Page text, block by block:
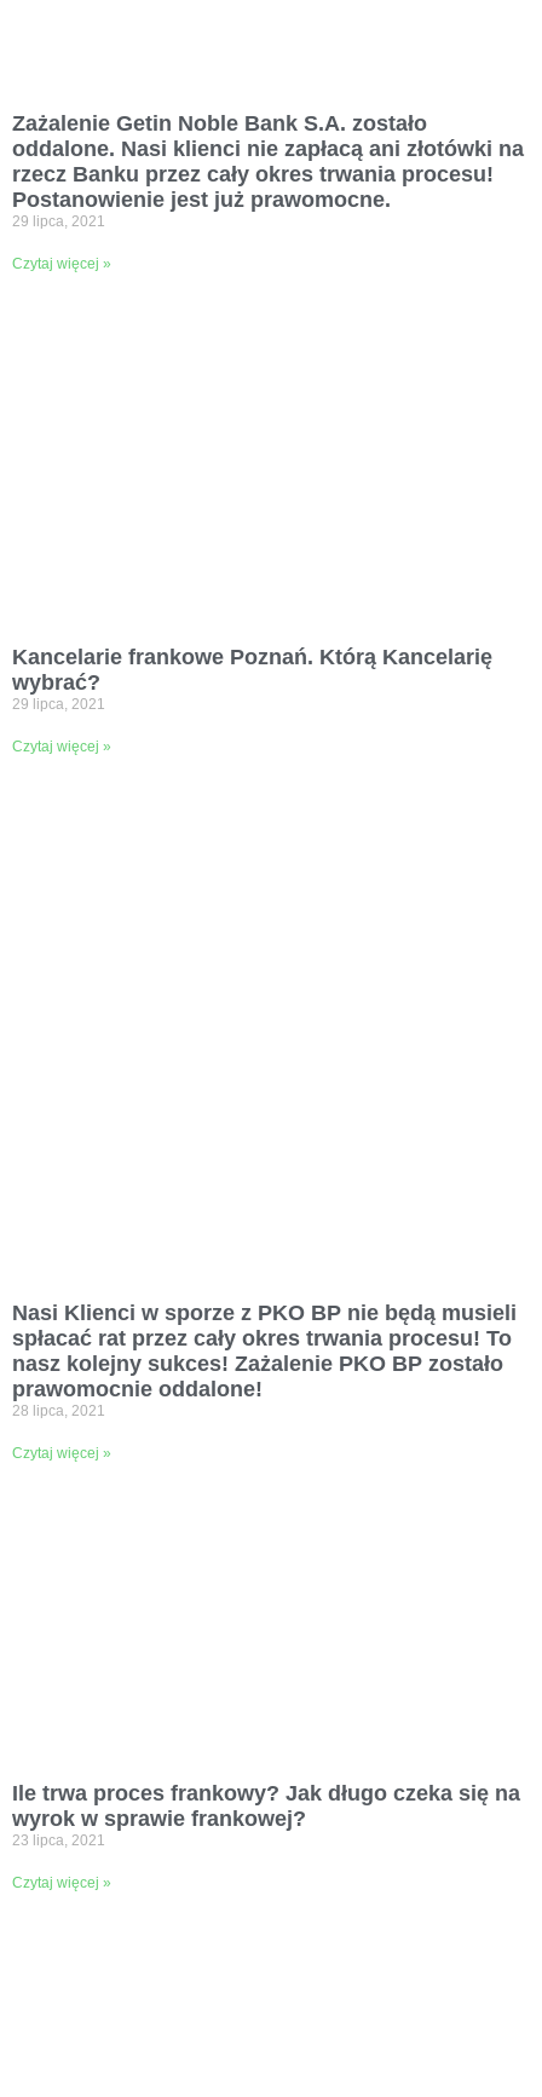
Zażalenie Getin Noble Bank S.A. zostało
oddalone. Nasi klienci nie zapłacą ani złotówki na
rzecz Banku przez cały okres trwania procesu!
Postanowienie jest już prawomocne.
29 lipca, 2021
Czytaj więcej »
Kancelarie frankowe Poznań. Którą Kancelarię
wybrać?
29 lipca, 2021
Czytaj więcej »
Nasi Klienci w sporze z PKO BP nie będą musieli
spłacać rat przez cały okres trwania procesu! To
nasz kolejny sukces! Zażalenie PKO BP zostało
prawomocnie oddalone!
28 lipca, 2021
Czytaj więcej »
Ile trwa proces frankowy? Jak długo czeka się na
wyrok w sprawie frankowej?
23 lipca, 2021
Czytaj więcej »